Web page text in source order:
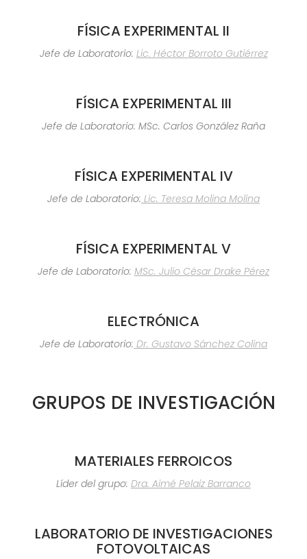
FÍSICA EXPERIMENTAL II
Jefe de Laboratorio: Lic. Héctor Borroto Gutiérrez
FÍSICA EXPERIMENTAL III
Jefe de Laboratorio: MSc. Carlos González Raña
FÍSICA EXPERIMENTAL IV
Jefe de Laboratorio: Lic. Teresa Molina Molina
FÍSICA EXPERIMENTAL V
Jefe de Laboratorio: MSc. Julio César Drake Pérez
ELECTRÓNICA
Jefe de Laboratorio: Dr. Gustavo Sánchez Colina
GRUPOS DE INVESTIGACIÓN
MATERIALES FERROICOS
Líder del grupo: Dra. Aimé Pelaiz Barranco
LABORATORIO DE INVESTIGACIONES
FOTOVOLTAICAS